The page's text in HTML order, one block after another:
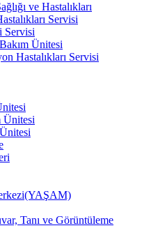
ve Hastalıkları
Servisi
Servisi
Ünitesi
Hastalıkları Servisi
Ünitesi
Tanı ve Görüntüleme